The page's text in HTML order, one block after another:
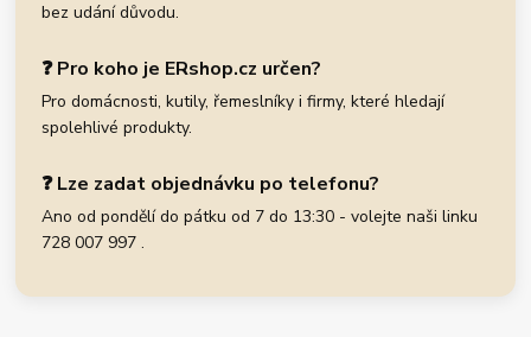
bez udání důvodu.
❓ Pro koho je ERshop.cz určen?
Pro domácnosti, kutily, řemeslníky i firmy, které hledají
spolehlivé produkty.
❓ Lze zadat objednávku po telefonu?
Ano od pondělí do pátku od 7 do 13:30 - volejte naši linku
728 007 997 .